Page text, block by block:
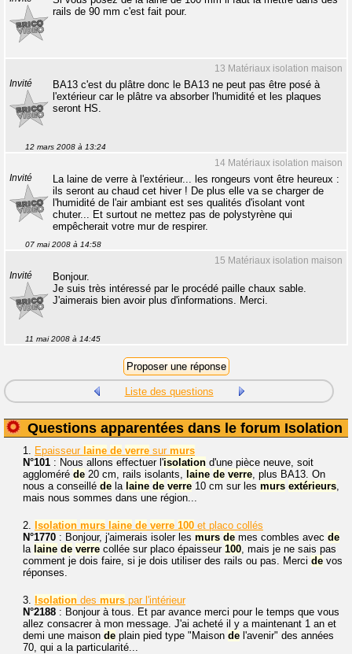
rails de 90 mm c'est fait pour.
13 Matériaux isolation maison
Invité
BA13 c'est du plâtre donc le BA13 ne peut pas être posé à
l'extérieur car le plâtre va absorber l'humidité et les plaques
seront HS.
12 mars 2008 à 13:24
14 Matériaux isolation maison
Invité
La laine de verre à l'extérieur... les rongeurs vont être heureux :
ils seront au chaud cet hiver ! De plus elle va se charger de
l'humidité de l'air ambiant est ses qualités d'isolant vont
chuter... Et surtout ne mettez pas de polystyrène qui
empêcherait votre mur de respirer.
07 mai 2008 à 14:58
15 Matériaux isolation maison
Invité
Bonjour.
Je suis très intéressé par le procédé paille chaux sable.
J'aimerais bien avoir plus d'informations. Merci.
11 mai 2008 à 14:45
Liste des questions
Questions apparentées dans le forum Isolation
1. Epaisseur laine de verre sur murs
N°101 : Nous allons effectuer l'isolation d'une pièce neuve, soit
aggloméré de 20 cm, rails isolants, laine de verre, plus BA13. On
nous a conseillé de la laine de verre 10 cm sur les murs extérieurs,
mais nous sommes dans une région...
2. Isolation murs laine de verre 100 et placo collés
N°1770 : Bonjour, j'aimerais isoler les murs de mes combles avec de
la laine de verre collée sur placo épaisseur 100, mais je ne sais pas
comment je dois faire, si je dois utiliser des rails ou pas. Merci de vos
réponses.
3. Isolation des murs par l'intérieur
N°2188 : Bonjour à tous. Et par avance merci pour le temps que vous
allez consacrer à mon message. J'ai acheté il y a maintenant 1 an et
demi une maison de plain pied type "Maison de l'avenir" des années
70, qui a la particularité...